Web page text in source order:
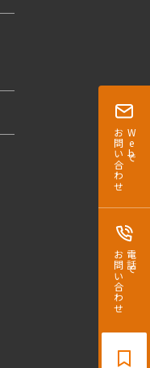
Webで
お問い合わせ
電話で
お問い合わせ